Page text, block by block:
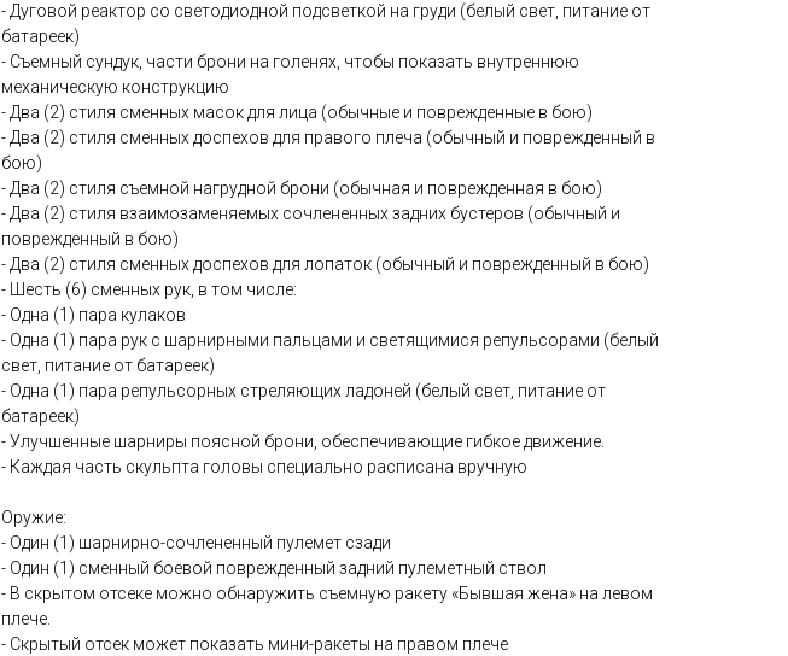
- Дуговой реактор со светодиодной подсветкой на груди (белый свет, питание от
батареек)
- Съемный сундук, части брони на голенях, чтобы показать внутреннюю
механическую конструкцию
- Два (2) стиля сменных масок для лица (обычные и поврежденные в бою)
- Два (2) стиля сменных доспехов для правого плеча (обычный и поврежденный в
бою)
- Два (2) стиля съемной нагрудной брони (обычная и поврежденная в бою)
- Два (2) стиля взаимозаменяемых сочлененных задних бустеров (обычный и
поврежденный в бою)
- Два (2) стиля сменных доспехов для лопаток (обычный и поврежденный в бою)
- Шесть (6) сменных рук, в том числе:
- Одна (1) пара кулаков
- Одна (1) пара рук с шарнирными пальцами и светящимися репульсорами (белый
свет, питание от батареек)
- Одна (1) пара репульсорных стреляющих ладоней (белый свет, питание от
батареек)
- Улучшенные шарниры поясной брони, обеспечивающие гибкое движение.
- Каждая часть скульпта головы специально расписана вручную
Оружие:
- Один (1) шарнирно-сочлененный пулемет сзади
- Один (1) сменный боевой поврежденный задний пулеметный ствол
- В скрытом отсеке можно обнаружить съемную ракету «Бывшая жена» на левом
плече.
- Скрытый отсек может показать мини-ракеты на правом плече